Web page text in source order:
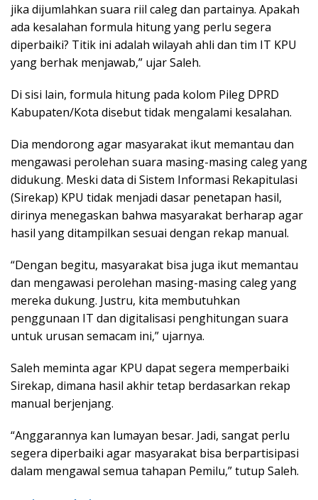
jika dijumlahkan suara riil caleg dan partainya. Apakah
ada kesalahan formula hitung yang perlu segera
diperbaiki? Titik ini adalah wilayah ahli dan tim IT KPU
yang berhak menjawab,” ujar Saleh.
Di sisi lain, formula hitung pada kolom Pileg DPRD
Kabupaten/Kota disebut tidak mengalami kesalahan.
Dia mendorong agar masyarakat ikut memantau dan
mengawasi perolehan suara masing-masing caleg yang
didukung. Meski data di Sistem Informasi Rekapitulasi
(Sirekap) KPU tidak menjadi dasar penetapan hasil,
dirinya menegaskan bahwa masyarakat berharap agar
hasil yang ditampilkan sesuai dengan rekap manual.
“Dengan begitu, masyarakat bisa juga ikut memantau
dan mengawasi perolehan masing-masing caleg yang
mereka dukung. Justru, kita membutuhkan
penggunaan IT dan digitalisasi penghitungan suara
untuk urusan semacam ini,” ujarnya.
Saleh meminta agar KPU dapat segera memperbaiki
Sirekap, dimana hasil akhir tetap berdasarkan rekap
manual berjenjang.
“Anggarannya kan lumayan besar. Jadi, sangat perlu
segera diperbaiki agar masyarakat bisa berpartisipasi
dalam mengawal semua tahapan Pemilu,” tutup Saleh.